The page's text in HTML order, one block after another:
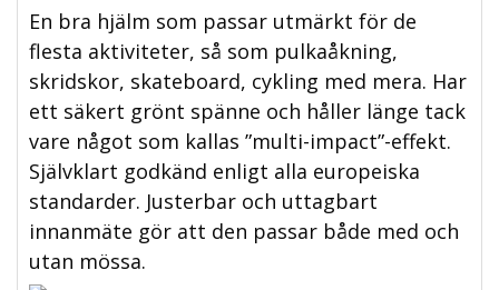
En bra hjälm som passar utmärkt för de
flesta aktiviteter, så som pulkaåkning,
skridskor, skateboard, cykling med mera. Har
ett säkert grönt spänne och håller länge tack
vare något som kallas ”multi-impact”-effekt.
Självklart godkänd enligt alla europeiska
standarder. Justerbar och uttagbart
innanmäte gör att den passar både med och
utan mössa.